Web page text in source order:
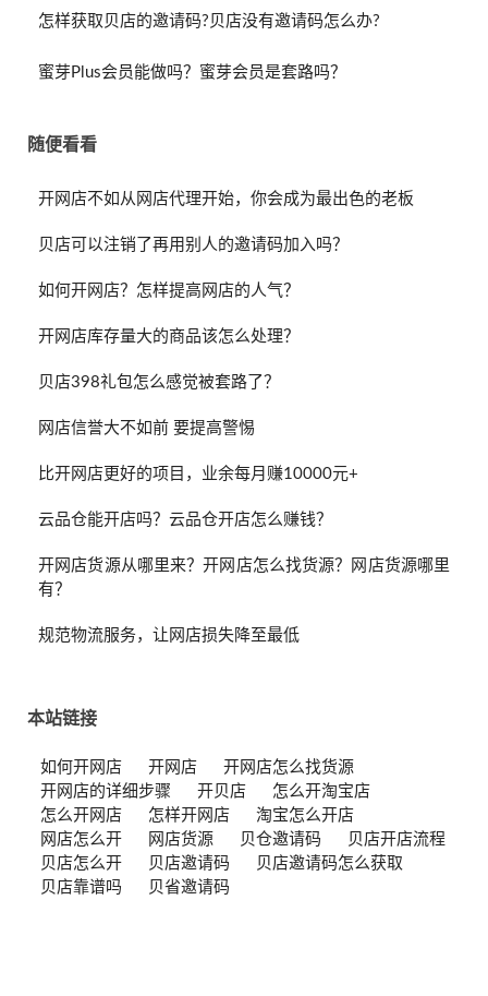
怎样获取贝店的邀请码?贝店没有邀请码怎么办?
蜜芽Plus会员能做吗？蜜芽会员是套路吗？
随便看看
开网店不如从网店代理开始，你会成为最出色的老板
贝店可以注销了再用别人的邀请码加入吗？
如何开网店？怎样提高网店的人气？
开网店库存量大的商品该怎么处理？
贝店398礼包怎么感觉被套路了？
网店信誉大不如前 要提高警惕
比开网店更好的项目，业余每月赚10000元+
云品仓能开店吗？云品仓开店怎么赚钱？
开网店货源从哪里来？开网店怎么找货源？网店货源哪里
有？
规范物流服务，让网店损失降至最低
本站链接
如何开网店 开网店
开网店怎么找货源
开网店的详细步骤
开贝店
怎么开淘宝店
怎么开网店
怎样开网店
淘宝怎么开店
网店怎么开
网店货源 贝仓邀请码
贝店开店流程
贝店怎么开
贝店邀请码
贝店邀请码怎么获取
贝店靠谱吗
贝省邀请码